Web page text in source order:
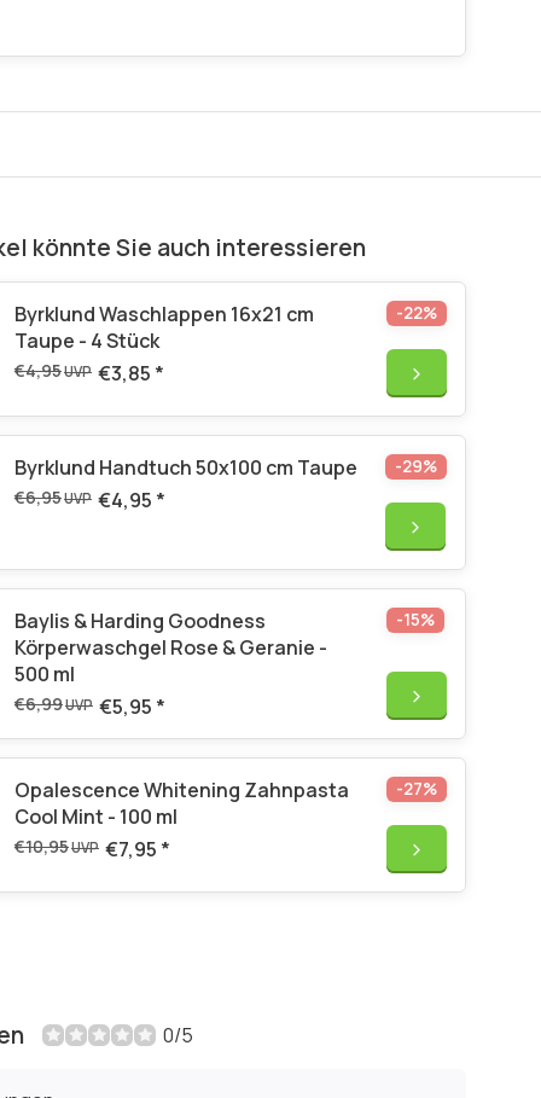
könnte Sie auch interessieren
Byrklund Waschlappen 16x21 cm
Taupe - 4 Stück
€4,95UVP €3,85 *
-22%
Byrklund Handtuch 50x100 cm Taupe
€6,95UVP €4,95 *
-29%
Baylis & Harding Goodness
Körperwaschgel Rose & Geranie -
500 ml
€6,99UVP €5,95 *
-15%
Opalescence Whitening Zahnpasta
Cool Mint - 100 ml
€10,95UVP €7,95 *
-27%
0/5